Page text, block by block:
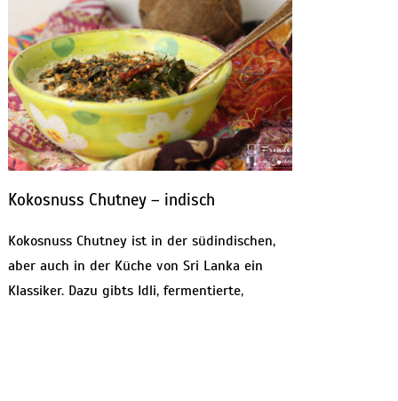
Kokosnuss Chutney – indisch
Kokosnuss Chutney ist in der südindischen,
aber auch in der Küche von Sri Lanka ein
Klassiker. Dazu gibts Idli, fermentierte,